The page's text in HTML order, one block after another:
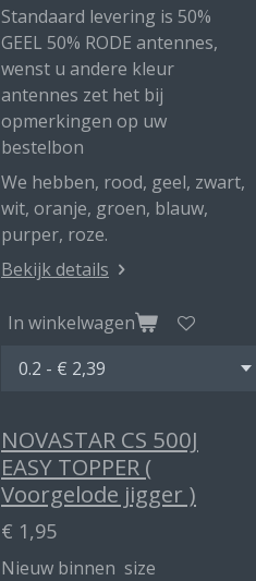
Standaard levering is 50%
GEEL 50% RODE antennes,
wenst u andere kleur
antennes zet het bij
opmerkingen op uw
bestelbon
We hebben, rood, geel, zwart,
wit, oranje, groen, blauw,
purper, roze.
Bekijk details
In winkelwagen
NOVASTAR CS 500J
EASY TOPPER (
Voorgelode jigger )
€ 1,95
Nieuw binnen size